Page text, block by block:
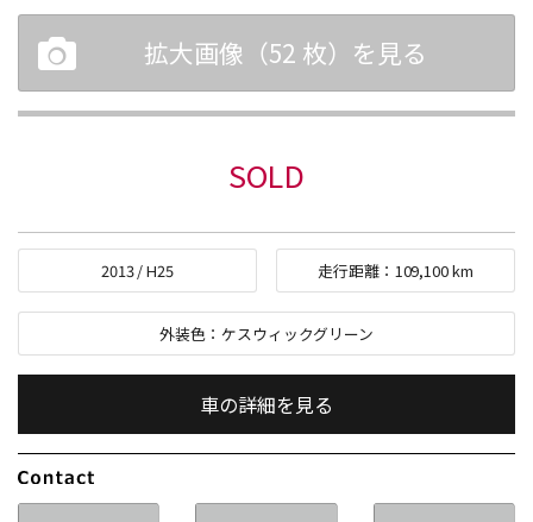
拡大画像（52 枚）を見る
SOLD
2013/H25 走行距離： 109,100km
外装色：ケスウィックグリーン
車の詳細を見る